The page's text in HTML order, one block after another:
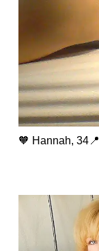
🧡 Hannah,